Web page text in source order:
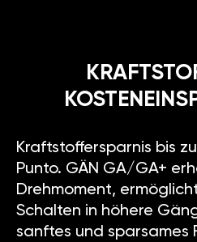
Kraftstoffersparnis bis
Punto. GÄN GA/GA+
Drehmoment,
Schalten in höhere
sanftes und sparsames